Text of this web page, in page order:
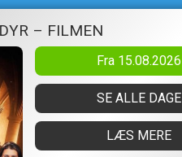
– FILMEN
Fra 15.08.2026
SE ALLE DAGE
LÆS MERE